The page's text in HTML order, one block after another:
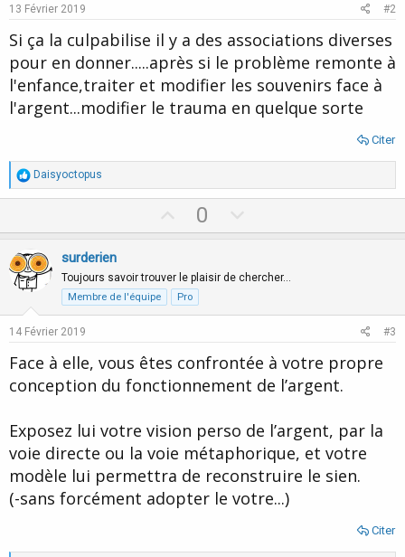
13 Février 2019 #2
Si ça la culpabilise il y a des associations diverses
pour en donner.....après si le problème remonte à
l'enfance,traiter et modifier les souvenirs face à
l'argent...modifier le trauma en quelque sorte
Citer
R
é
a
t
o
n
s
Daisyoctopus
p
o
t
e
0
o
n
o
e
surderien
Toujours savoir trouver le plaisir de chercher…
Membre de l'équipe Pro
14 Février 2019 #3
Face à elle, vous êtes confrontée à votre propre
conception du fonctionnement de l’argent.
Exposez lui votre vision perso de l’argent, par la
voie directe ou la voie métaphorique, et votre
modèle lui permettra de reconstruire le sien.
(-sans forcément adopter le votre...)
Citer